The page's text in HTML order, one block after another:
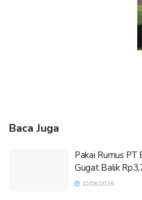
Baca Juga
Pakai Rumus
Gugat Balik
10/08/2026